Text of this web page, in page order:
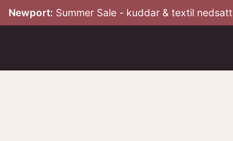
Newport: Summer Sale - kuddar & textil nedsatt